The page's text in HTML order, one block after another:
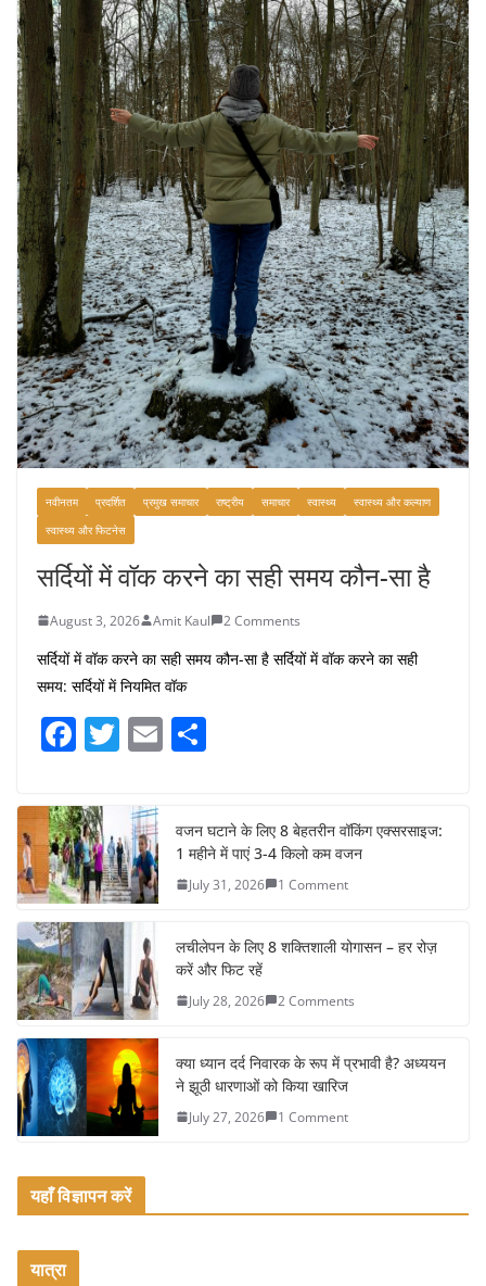
स्वादिष्ट व्यंजन
August 6, 2026 1 Comment
नवीनतम प्रदर्शित प्रमुख समाचार राष्ट्रीय समाचार स्वास्थ्य
स्वास्थ्य और कल्याण
स्वास्थ्य और फिटनेस
सर्दियों में वॉक करने का सही समय कौन-सा है
August 3, 2026 Amit Kaul 2 Comments
सर्दियों में वॉक करने का सही समय कौन-सा है सर्दियों में वॉक करने का सही
समय: सर्दियों में नियमित वॉक
F
c
e
b
o
o
k
T
itt
er
E
e
वजन घटाने के लिए 8 बेहतरीन वॉकिंग एक्सरसाइज:
1 महीने में पाएं 3-4 किलो कम वजन
July 31, 2026 1 Comment
लचीलेपन के लिए 8 शक्तिशाली योगासन – हर रोज़
करें और फिट रहें
July 28, 2026 2 Comments
क्या ध्यान दर्द निवारक के रूप में प्रभावी है? अध्ययन
ने झूठी धारणाओं को किया खारिज
July 27, 2026 1 Comment
यहाँ विज्ञापन करें
यात्रा